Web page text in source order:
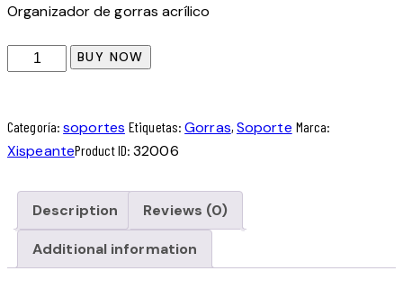
Organizador de gorras acrílico
BUY NOW
Categoría:soportes Etiquetas:Gorras, Soporte Marca:
XispeanteProduct ID:32006
Description Reviews (0)
Additional information